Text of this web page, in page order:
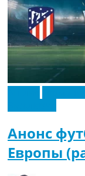
Анонс
Европы